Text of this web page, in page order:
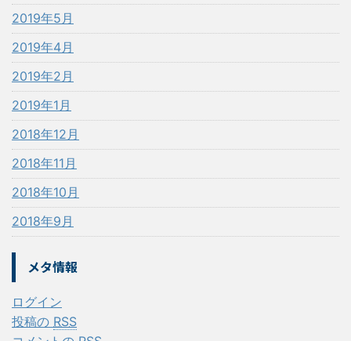
2019年5月
2019年4月
2019年2月
2019年1月
2018年12月
2018年11月
2018年10月
2018年9月
メタ情報
ログイン
投稿の RSS